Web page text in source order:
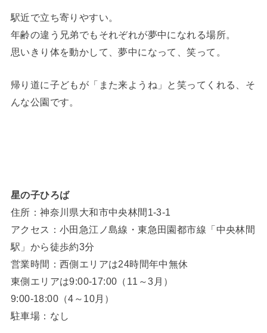
駅近で立ち寄りやすい。
年齢の違う兄弟でもそれぞれが夢中になれる場所。
思いきり体を動かして、夢中になって、笑って。
帰り道に子どもが「また来ようね」と笑ってくれる、そ
んな公園です。
星の子ひろば
住所：神奈川県大和市中央林間1-3-1
アクセス：小田急江ノ島線・東急田園都市線「中央林間
駅」から徒歩約3分
営業時間：西側エリアは24時間年中無休
東側エリアは9:00-17:00（11～3月）
9:00-18:00（4～10月）
駐車場：なし